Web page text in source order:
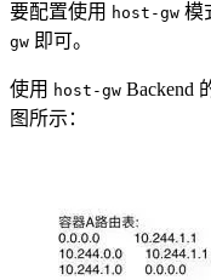
要配置使用 host-gw 模
gw 即可。
使用 host-gw Backend
图所示：